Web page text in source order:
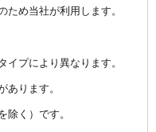
め当社が利用します。
プにより異なります。
あります。
除く）です。